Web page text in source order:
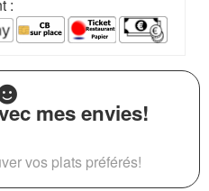
:
mes envies!
vos plats préférés!